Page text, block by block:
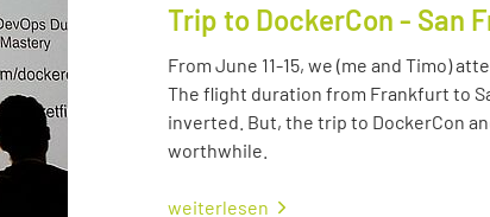
Trip to DockerCon - San
From June 11-15, we (me and Timo)
The flight duration from Frankfurt to
inverted. But, the trip to DockerCon
worthwhile.
weiterlesen